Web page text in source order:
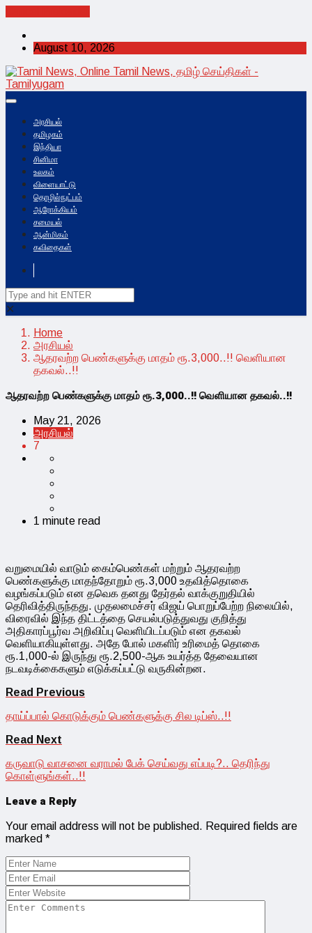
August 10, 2026
அரசியல்
தமிழகம்
இந்தியா
சினிமா
உலகம்
விளையாட்டு
தொழில்நுட்பம்
ஆரோக்கியம்
சமையல்
ஆன்மிகம்
கவிதைகள்
✕
Home
அரசியல்
ஆதரவற்ற பெண்களுக்கு மாதம் ரூ.3,000..!! வெளியான
தகவல்..!!
ஆதரவற்ற பெண்களுக்கு மாதம் ரூ.3,000..!! வெளியான தகவல்..!!
May 21, 2026
அரசியல்
7
1 minute read
வறுமையில் வாடும் கைம்பெண்கள் மற்றும் ஆதரவற்ற
பெண்களுக்கு மாதந்தோறும் ரூ.3,000 உதவித்தொகை
வழங்கப்படும் என தவெக தனது தேர்தல் வாக்குறுதியில்
தெரிவித்திருந்தது. முதலமைச்சர் விஜய் பொறுப்பேற்ற நிலையில்,
விரைவில் இந்த திட்டத்தை செயல்படுத்துவது குறித்து
அதிகாரப்பூர்வ அறிவிப்பு வெளியிடப்படும் என தகவல்
வெளியாகியுள்ளது. அதே போல் மகளிர் உரிமைத் தொகை
ரூ.1,000-ல் இருந்து ரூ.2,500-ஆக உயர்த்த தேவையான
நடவடிக்கைகளும் எடுக்கப்பட்டு வருகின்றன.
Read Previous
தாய்ப்பால் கொடுக்கும் பெண்களுக்கு சில‌ டிப்ஸ்..!!
Read Next
கருவாடு வாசனை வராமல் பேக் செய்வது எப்படி?.. தெரிந்து
கொள்ளுங்கள்..!!
Leave a Reply
Your email address will not be published. Required fields are
marked *